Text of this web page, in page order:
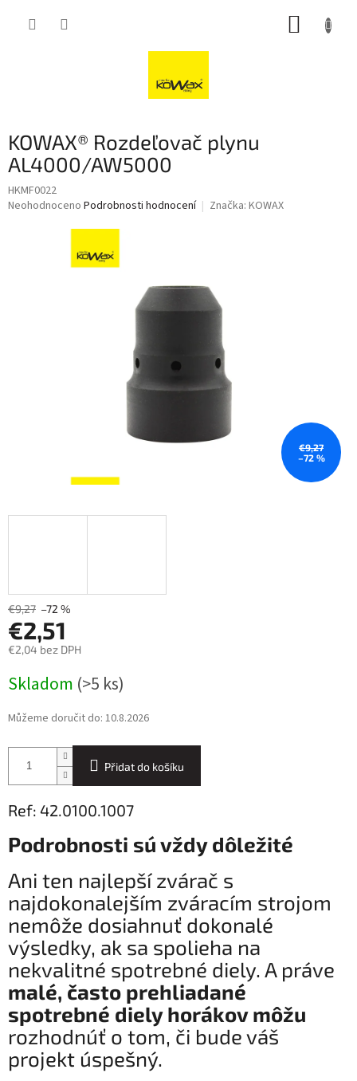
KOWAX® Rozdeľovač plynu
AL4000/AW5000
HKMF0022
Průměrné
Neohodnoceno Podrobnosti hodnocení Značka: KOWAX
€9,27
–72 %
€9,27 –72 %
€2,51
€2,04 bez DPH
cena:
Skladom (>5 ks)
Můžeme doručit do: 10.8.2026
Přidat do košíku
Ref: 42.0100.1007
Podrobnosti sú vždy dôležité
Ani ten najlepší zvárač s
najdokonalejším zváracím strojom
nemôže dosiahnuť dokonalé
výsledky, ak sa spolieha na
nekvalitné spotrebné diely. A práve
malé, často prehliadané
spotrebné diely horákov môžu
rozhodnúť o tom, či bude váš
projekt úspešný.